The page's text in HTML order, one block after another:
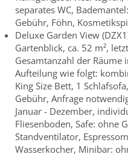
separates WC,
Gebühr, Föhn,
Deluxe Garden View
Gartenblick, ca. 52 m²,
Gesamtanzahl der
Aufteilung wie folgt:
King Size Bett, 1
Gebühr, Anfrage
Januar - Dezember,
Fliesenboden, Safe: ohne
Standventilator,
Wasserkocher, Minibar: